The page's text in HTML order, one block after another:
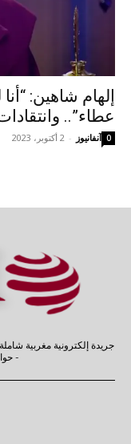
إلهام شاهين:
عطاء”..
آنفانيوز - 2 أكتوبر، 2023 0
جريدة إلكترونية مغربية
-